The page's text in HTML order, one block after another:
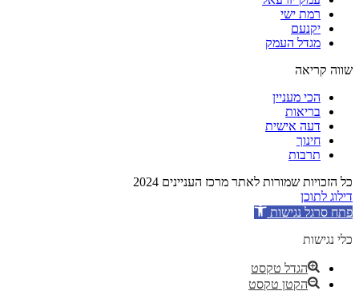
רמת ישי
יקנעם
מגדל העמק
שווה קריאה
הכי מעניין
בריאות
דעה אישית
חינוך
תרבות
כל הזכויות שמורות לאתר מרכז העניינים 2024
דילוג לתוכן
פתח סרגל נגישות
כלי נגישות
הגדל טקסט
הקטן טקסט